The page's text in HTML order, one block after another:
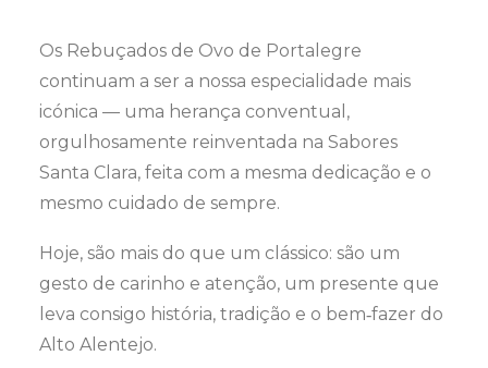
Os Rebuçados de Ovo de Portalegre
continuam a ser a nossa especialidade mais
icónica — uma herança conventual,
orgulhosamente reinventada na Sabores
Santa Clara, feita com a mesma dedicação e o
mesmo cuidado de sempre.
Hoje, são mais do que um clássico: são um
gesto de carinho e atenção, um presente que
leva consigo história, tradição e o bem‑fazer do
Alto Alentejo.